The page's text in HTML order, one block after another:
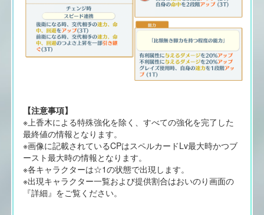
【注意事項】
※上香木による特殊強化を除く、すべての強化を完了した
最終値の情報となります。
※画像に記載されているCPはスペルカードLv最大時かつブ
ースト最大時の情報となります。
※各キャラクターは☆1の状態で出現します。
※出現キャラクター一覧および提供割合はおいのり画面の
『詳細』をご覧ください。